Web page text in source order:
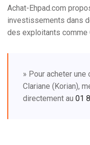
Achat-Ehpad.com
investissements dans
des exploitants comme
» Pour acheter une
Clariane (Korian),
directement au 01